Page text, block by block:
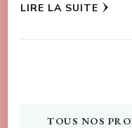
LIRE LA SUITE
TOUS NOS